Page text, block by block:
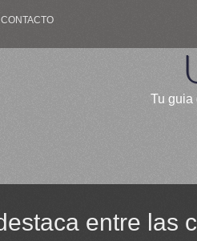
CONTACTO
Tu guia
entre las